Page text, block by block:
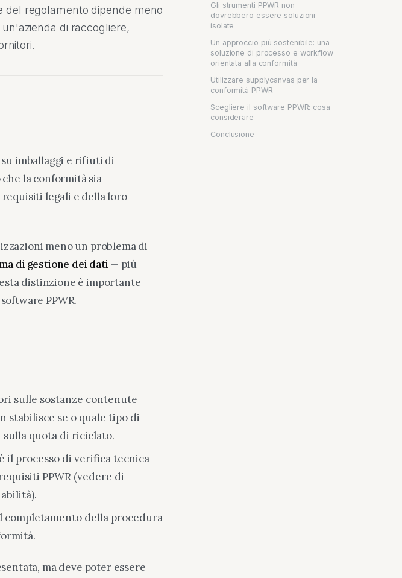
regolamento dipende meno
di raccogliere,
su imballaggi e rifiuti di
che la conformità sia
legali e della loro
meno un problema di
di gestione dei dati — più
distinzione è importante
PPWR.
sulle sostanze contenute
stabilisce se o quale tipo di
quota di riciclato.
è il processo di verifica tecnica
PPWR (vedere di
completamento della procedura
ma deve poter essere
Gli strumenti PPWR non
dovrebbero essere soluzioni
isolate
Un approccio più sostenibile: una
soluzione di processo e workflow
orientata alla conformità
Utilizzare supplycanvas per la
conformità PPWR
Scegliere il software PPWR: cosa
considerare
Conclusione